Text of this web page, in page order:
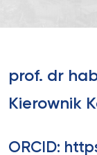
prof. dr
Kierownik
ORCID: